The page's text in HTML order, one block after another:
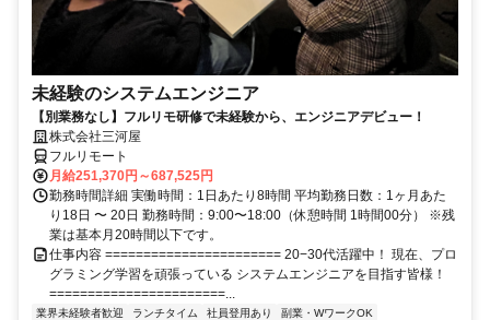
未経験のシステムエンジニア
【別業務なし】フルリモ研修で未経験から、エンジニアデビュー！
株式会社三河屋
フルリモート
月給251,370円～687,525円
勤務時間詳細 実働時間：1日あたり8時間 平均勤務日数：1ヶ月あた
り18日 〜 20日 勤務時間：9:00〜18:00（休憩時間 1時間00分） ※残
業は基本月20時間以下です。
仕事内容 ======================= 20−30代活躍中！ 現在、プロ
グラミング学習を頑張っている システムエンジニアを目指す皆様！
=======================...
業界未経験者歓迎 ランチタイム 社員登用あり
副業・WワークOK